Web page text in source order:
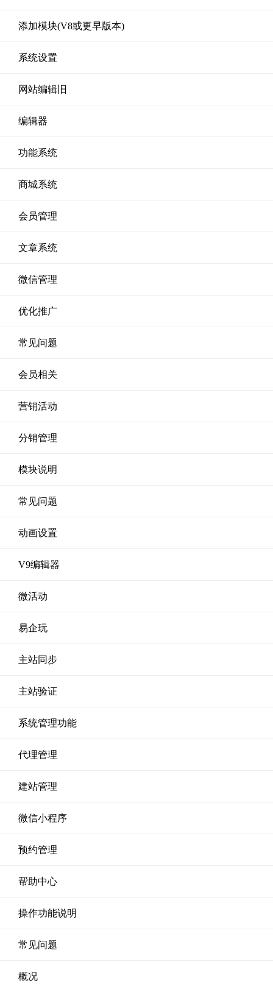
添加模块(V8或更早版本)
系统设置
网站编辑旧
编辑器
功能系统
商城系统
会员管理
文章系统
微信管理
优化推广
常见问题
会员相关
营销活动
分销管理
模块说明
常见问题
动画设置
V9编辑器
微活动
易企玩
主站同步
主站验证
系统管理功能
代理管理
建站管理
微信小程序
预约管理
帮助中心
操作功能说明
常见问题
概况